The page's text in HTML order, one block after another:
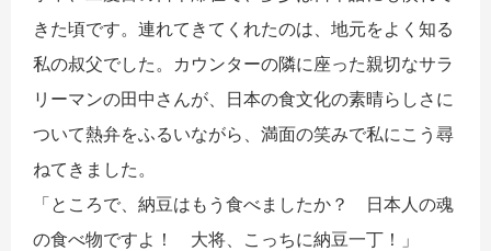
きた頃です。連れてきてくれたのは、地元をよく知る
私の叔父でした。カウンターの隣に座った親切なサラ
リーマンの田中さんが、日本の食文化の素晴らしさに
ついて熱弁をふるいながら、満面の笑みで私にこう尋
ねてきました。
「ところで、納豆はもう食べましたか？ 日本人の魂
の食べ物ですよ！ 大将、こっちに納豆一丁！」